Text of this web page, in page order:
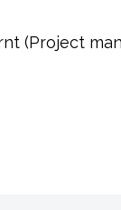
(Project